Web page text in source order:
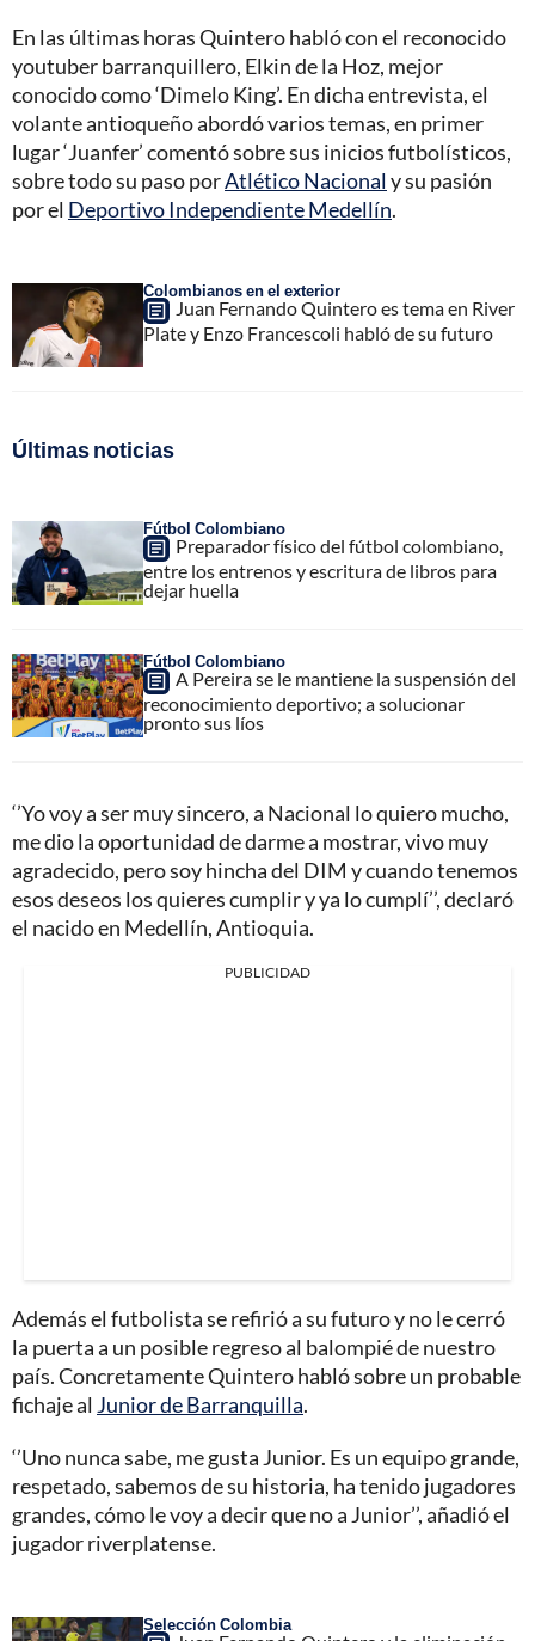
En las últimas horas Quintero habló con el reconocido
youtuber barranquillero, Elkin de la Hoz, mejor
conocido como ‘Dimelo King’. En dicha entrevista, el
volante antioqueño abordó varios temas, en primer
lugar ‘Juanfer’ comentó sobre sus inicios futbolísticos,
sobre todo su paso porAtlético Nacionaly su pasión
por el Deportivo Independiente Medellín.
Colombianos en el exterior
Juan Fernando Quintero es tema en River
Plate y Enzo Francescoli habló de su futuro
Últimas noticias
Fútbol Colombiano
Preparador físico del fútbol colombiano,
entre los entrenos y escritura de libros para
dejar huella
Fútbol Colombiano
A Pereira se le mantiene la suspensión del
reconocimiento deportivo; a solucionar
pronto sus líos
‘’Yo voy a ser muy sincero, a Nacional lo quiero mucho,
me dio la oportunidad de darme a mostrar, vivo muy
agradecido, pero soy hincha del DIM y cuando tenemos
esos deseos los quieres cumplir y ya lo cumplí’’, declaró
el nacido en Medellín, Antioquia.
PUBLICIDAD
Además el futbolista se refirió a su futuro y no le cerró
la puerta a un posible regreso al balompié de nuestro
país. Concretamente Quintero habló sobre un probable
fichaje al Junior de Barranquilla.
‘’Uno nunca sabe, me gusta Junior. Es un equipo grande,
respetado, sabemos de su historia, ha tenido jugadores
grandes, cómo le voy a decir que no a Junior’’, añadió el
jugador riverplatense.
Selección Colombia